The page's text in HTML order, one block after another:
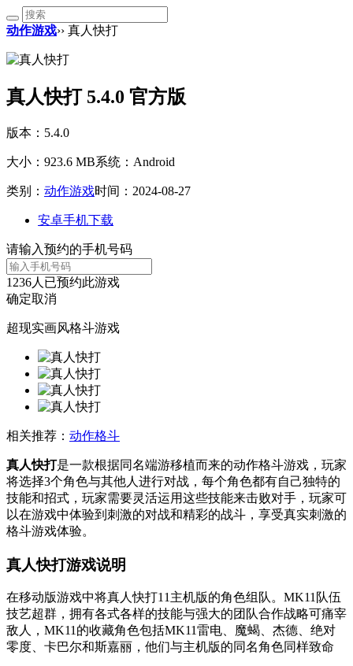
动作游戏›› 真人快打
真人快打 5.4.0 官方版
版本：5.4.0
大小：923.6 MB系统：Android
类别： 动作游戏时间：2024-08-27
安卓手机下载
请输入预约的手机号码
1236人已预约此游戏
确定取消
超现实画风格斗游戏
相关推荐： 动作格斗
真人快打是一款根据同名端游移植而来的动作格斗游戏，玩家
将选择3个角色与其他人进行对战，每个角色都有自己独特的
技能和招式，玩家需要灵活运用这些技能来击败对手，玩家可
以在游戏中体验到刺激的对战和精彩的战斗，享受真实刺激的
格斗游戏体验。
真人快打游戏说明
在移动版游戏中将真人快打11主机版的角色组队。MK11队伍
技艺超群，拥有各式各样的技能与强大的团队合作战略可痛宰
敌人，MK11的收藏角色包括MK11雷电、魔蝎、杰德、绝对
零度、卡巴尔和斯嘉丽，他们与主机版的同名角色同样致命